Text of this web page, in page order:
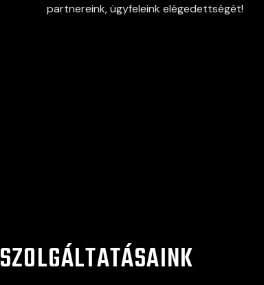
partnereink, ügyfeleink elégedettségét!
SZOLGÁLTATÁSAINK